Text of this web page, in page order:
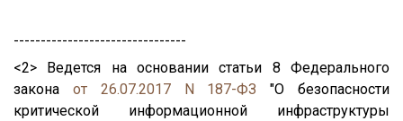
--------------------------------
<2> Ведется на основании статьи 8 Федерального
закона от 26.07.2017 N 187-ФЗ "О безопасности
критической информационной инфраструктуры